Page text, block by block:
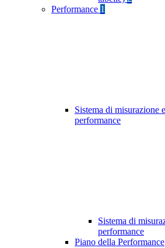
Performance 1
Sistema di misurazione
performance
Sistema di
performance
Piano della Performance